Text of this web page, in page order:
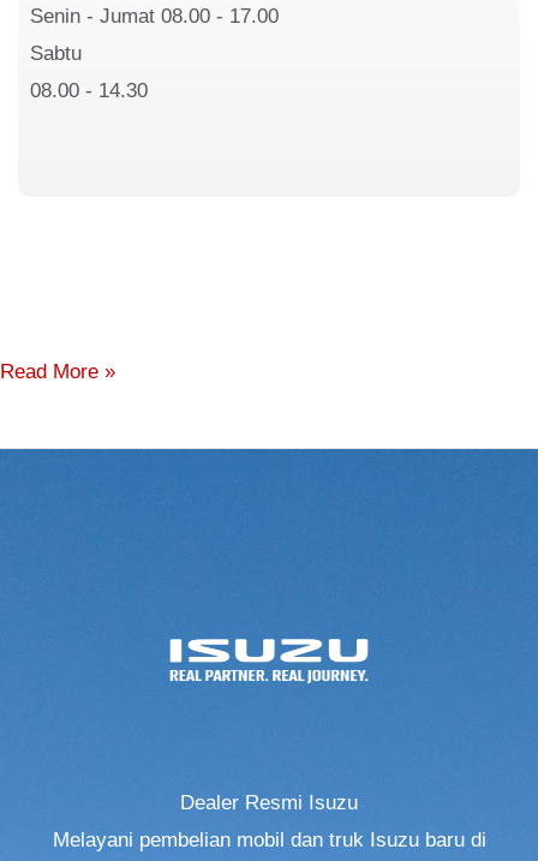
Senin - Jumat 08.00 - 17.00
Sabtu
08.00 - 14.30
Read More »
Dealer Resmi Isuzu
Melayani pembelian mobil dan truk Isuzu baru di